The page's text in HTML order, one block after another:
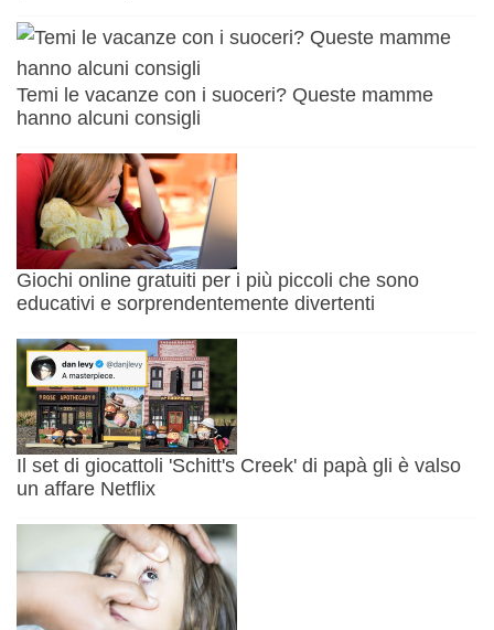
Temi le vacanze con i suoceri? Queste mamme
hanno alcuni consigli
Giochi online gratuiti per i più piccoli che sono
educativi e sorprendentemente divertenti
Il set di giocattoli 'Schitt's Creek' di papà gli è valso
un affare Netflix